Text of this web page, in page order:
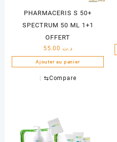
PHARMACERIS S 50+
SPECTRUM 50 ML 1+1
OFFERT
د.ت
Ajouter au panier
⇆Compare